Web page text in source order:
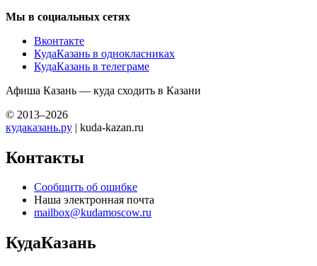
Мы в социальных сетях
Вконтакте
КудаКазань в однокласниках
КудаКазань в телеграме
Афиша Казань — куда сходить в Казани
© 2013–2026
кудаказань.ру | kuda-kazan.ru
Контакты
Сообщить об ошибке
Наша электронная почта
mailbox@kudamoscow.ru
КудаКазань